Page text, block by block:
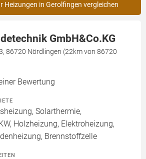
Heizungen in Gerolfingen vergleichen
GmbH&Co.KG
86720 Nördlingen (22km von 86720
Bewertung
Solarthermie,
Holzheizung, Elektroheizung,
Brennstoffzelle